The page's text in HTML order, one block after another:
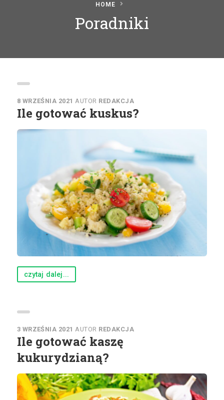
HOME
Poradniki
8 WRZEŚNIA 2021 AUTOR REDAKCJA
Ile gotować kuskus?
czytaj dalej...
3 WRZEŚNIA 2021 AUTOR REDAKCJA
Ile gotować kaszę
kukurydzianą?